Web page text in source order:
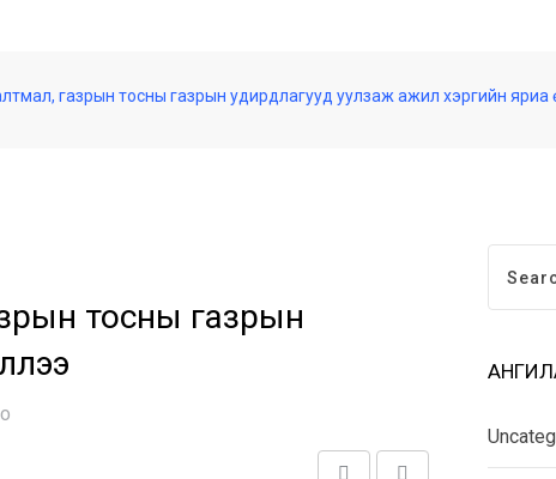
газрын тосны газрын удирдлагууд уулзаж ажил хэргийн яриа
тосны газрын